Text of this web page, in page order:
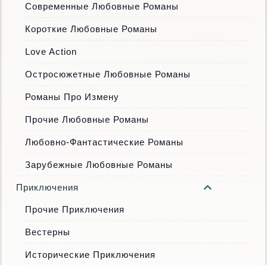
Современные Любовные Романы
Короткие Любовные Романы
Love Action
Остросюжетные Любовные Романы
Романы Про Измену
Прочие Любовные Романы
Любовно-Фантастические Романы
Зарубежные Любовные Романы
Приключения
Прочие Приключения
Вестерны
Исторические Приключения